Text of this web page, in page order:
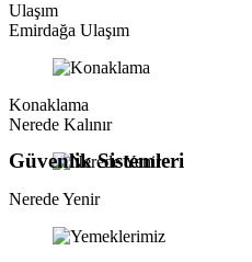
Ulaşım
Emirdağa Ulaşım
Konaklama
Nerede Kalınır
Nerede Yenir
Güvenlik Sistemleri